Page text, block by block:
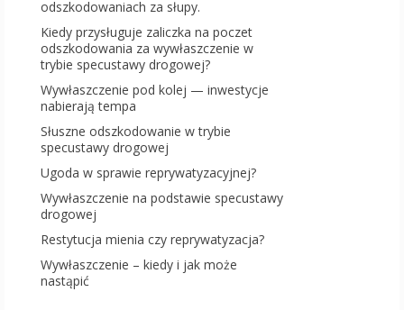
odszkodowaniach za słupy.
Kiedy przysługuje zaliczka na poczet
odszkodowania za wywłaszczenie w
trybie specustawy drogowej?
Wywłaszczenie pod kolej — inwestycje
nabierają tempa
Słuszne odszkodowanie w trybie
specustawy drogowej
Ugoda w sprawie reprywatyzacyjnej?
Wywłaszczenie na podstawie specustawy
drogowej
Restytucja mienia czy reprywatyzacja?
Wywłaszczenie – kiedy i jak może
nastąpić